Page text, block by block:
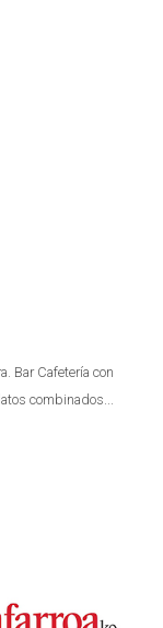
Bar Cafetería con
combinados...